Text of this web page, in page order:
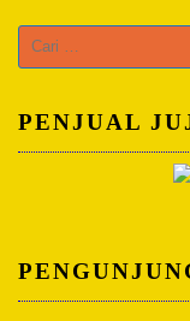
Cari
untuk:
PENJUAL